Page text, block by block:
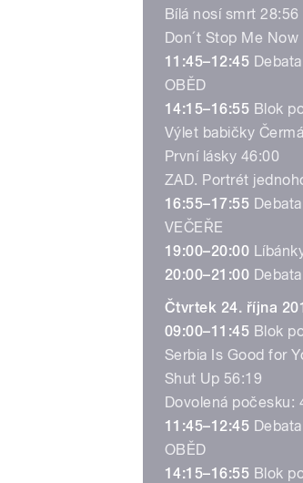
Bílá nosí smrt 28:56
Don´t Stop Me Now
11:45–12:45
OBĚD
14:15–16:55 Blok
Výlet babičky
První lásky 46:00
ZAD. Portrét
16:55–17:55
VEČEŘE
19:00–20:00
20:00–21:00
Čtvrtek 24. října
09:00–11:45 Blok
Serbia Is Good for
Shut Up 56:19
Dovolená počesku:
11:45–12:45
OBĚD
14:15–16:55 Blok